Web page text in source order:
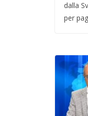
dalla
per